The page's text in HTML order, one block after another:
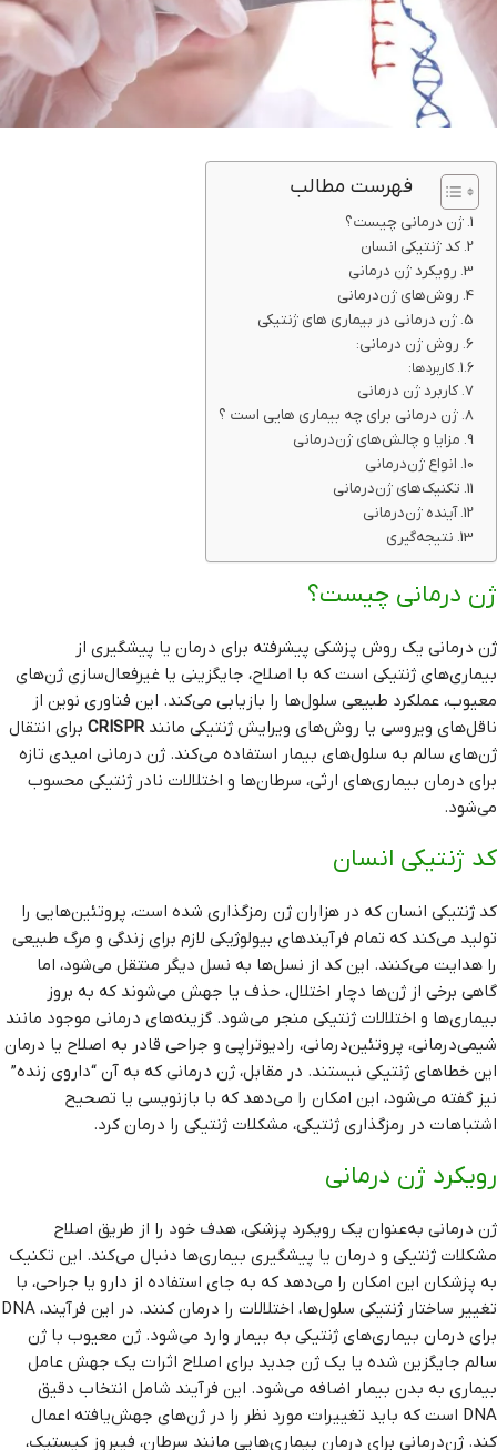
فهرست مطالب
ژن‌ درمانی چیست؟
کد ژنتیکی انسان
رویکرد ژن‌ درمانی
روش‌های ژن‌درمانی
ژن درمانی در بیماری‌ های ژنتیکی
روش‌ ژن درمانی:
کاربردها:
کاربرد ژن‌ درمانی
ژن درمانی برای چه بیماری هایی است ؟
مزایا و چالش‌های ژن‌درمانی
انواع ژن‌درمانی
تکنیک‌های ژن‌درمانی
آینده ژن‌درمانی
نتیجه‌گیری
ژن‌ درمانی چیست؟
ژن درمانی یک روش پزشکی پیشرفته برای درمان یا پیشگیری از
بیماری‌های ژنتیکی است که با اصلاح، جایگزینی یا غیرفعال‌سازی ژن‌های
معیوب، عملکرد طبیعی سلول‌ها را بازیابی می‌کند. این فناوری نوین از
ناقل‌های ویروسی یا روش‌های ویرایش ژنتیکی مانندCRISPR برای انتقال
ژن‌های سالم به سلول‌های بیمار استفاده می‌کند. ژن درمانی امیدی تازه
برای درمان بیماری‌های ارثی، سرطان‌ها و اختلالات نادر ژنتیکی محسوب
می‌شود.
کد ژنتیکی انسان
کد ژنتیکی انسان که در هزاران ژن رمزگذاری شده است، پروتئین‌هایی را
تولید می‌کند که تمام فرآیندهای بیولوژیکی لازم برای زندگی و مرگ طبیعی
را هدایت می‌کنند. این کد از نسل‌ها به نسل دیگر منتقل می‌شود، اما
گاهی برخی از ژن‌ها دچار اختلال، حذف یا جهش می‌شوند که به بروز
بیماری‌ها و اختلالات ژنتیکی منجر می‌شود. گزینه‌های درمانی موجود مانند
شیمی‌درمانی، پروتئین‌درمانی، رادیوتراپی و جراحی قادر به اصلاح یا درمان
این خطاهای ژنتیکی نیستند. در مقابل، ژن‌ درمانی که به آن “داروی زنده”
نیز گفته می‌شود، این امکان را می‌دهد که با بازنویسی یا تصحیح
اشتباهات در رمزگذاری ژنتیکی، مشکلات ژنتیکی را درمان کرد.
رویکرد ژن‌ درمانی
ژن‌ درمانی به‌عنوان یک رویکرد پزشکی، هدف خود را از طریق اصلاح
مشکلات ژنتیکی و درمان یا پیشگیری بیماری‌ها دنبال می‌کند. این تکنیک
به پزشکان این امکان را می‌دهد که به جای استفاده از دارو یا جراحی، با
تغییر ساختار ژنتیکی سلول‌ها، اختلالات را درمان کنند. در این فرآیند، DNA
برای درمان بیماری‌های ژنتیکی به بیمار وارد می‌شود. ژن معیوب با ژن
سالم جایگزین شده یا یک ژن جدید برای اصلاح اثرات یک جهش عامل
بیماری به بدن بیمار اضافه می‌شود. این فرآیند شامل انتخاب دقیق
DNA است که باید تغییرات مورد نظر را در ژن‌های جهش‌یافته اعمال
کند. ژن‌درمانی برای درمان بیماری‌هایی مانند سرطان، فیبروز کیستیک،